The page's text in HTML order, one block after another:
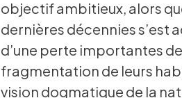
objectif ambitieux, alors
dernières décennies s’est
d’une perte importantes
fragmentation de leurs
vision dogmatique de la